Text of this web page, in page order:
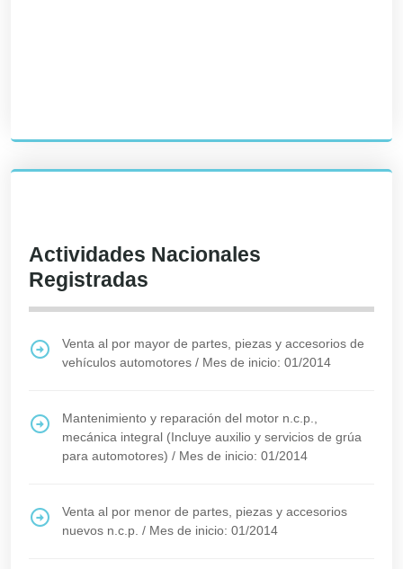
Actividades Nacionales
Registradas
Venta al por mayor de partes, piezas y accesorios de
vehículos automotores / Mes de inicio: 01/2014
Mantenimiento y reparación del motor n.c.p.,
mecánica integral (Incluye auxilio y servicios de grúa
para automotores) / Mes de inicio: 01/2014
Venta al por menor de partes, piezas y accesorios
nuevos n.c.p. / Mes de inicio: 01/2014